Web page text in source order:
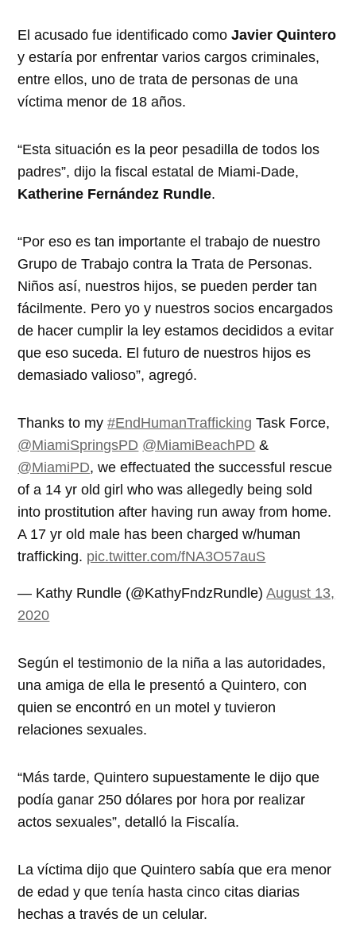
El acusado fue identificado comoJavier Quintero
y estaría por enfrentar varios cargos criminales,
entre ellos, uno de trata de personas de una
víctima menor de 18 años.
“Esta situación es la peor pesadilla de todos los
padres”, dijo la fiscal estatal de Miami-Dade,
Katherine Fernández Rundle.
“Por eso es tan importante el trabajo de nuestro
Grupo de Trabajo contra la Trata de Personas.
Niños así, nuestros hijos, se pueden perder tan
fácilmente. Pero yo y nuestros socios encargados
de hacer cumplir la ley estamos decididos a evitar
que eso suceda. El futuro de nuestros hijos es
demasiado valioso”, agregó.
Thanks to my#EndHumanTrafficking Task Force,
@MiamiSpringsPD @MiamiBeachPD &
@MiamiPD, we effectuated the successful rescue
of a 14 yr old girl who was allegedly being sold
into prostitution after having run away from home.
A 17 yr old male has been charged w/human
trafficking. pic.twitter.com/fNA3O57auS
— Kathy Rundle (@KathyFndzRundle)August 13,
2020
Según el testimonio de la niña a las autoridades,
una amiga de ella le presentó a Quintero, con
quien se encontró en un motel y tuvieron
relaciones sexuales.
“Más tarde, Quintero supuestamente le dijo que
podía ganar 250 dólares por hora por realizar
actos sexuales”, detalló la Fiscalía.
La víctima dijo que Quintero sabía que era menor
de edad y que tenía hasta cinco citas diarias
hechas a través de un celular.